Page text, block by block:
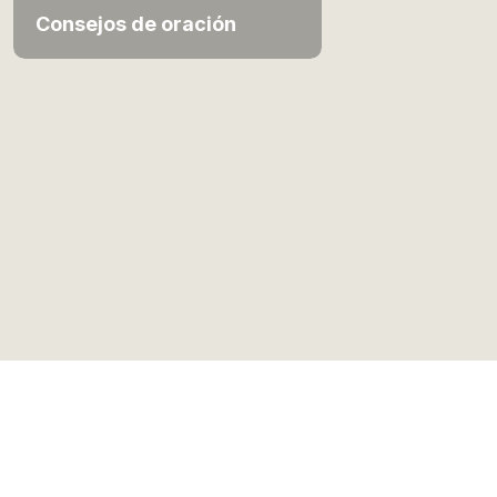
Consejos de oración